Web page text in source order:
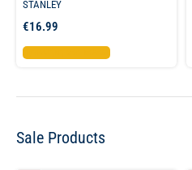
STANLEY
€16.99
Προσθήκη στο καλάθι
Sale Products